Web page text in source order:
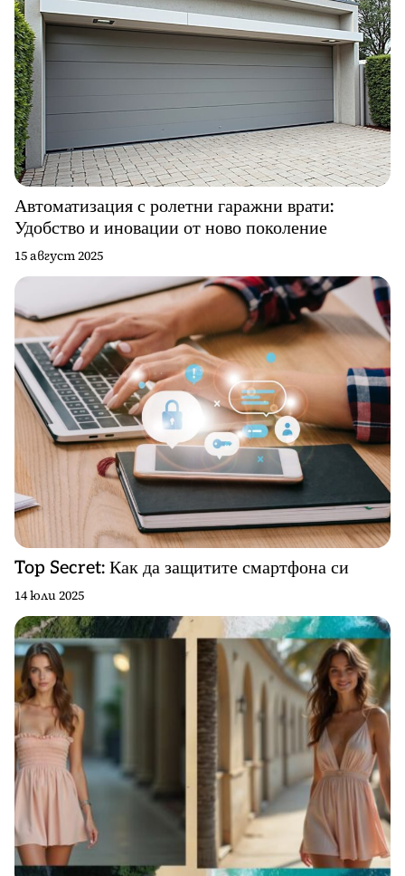
Автоматизация с ролетни гаражни врати:
Удобство и иновации от ново поколение
15 август 2025
Top Secret: Как да защитите смартфона си
14 юли 2025